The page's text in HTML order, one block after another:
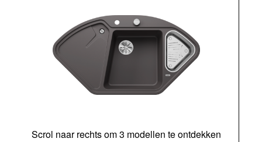
Scrol naar rechts om 3 modellen te ontdekken